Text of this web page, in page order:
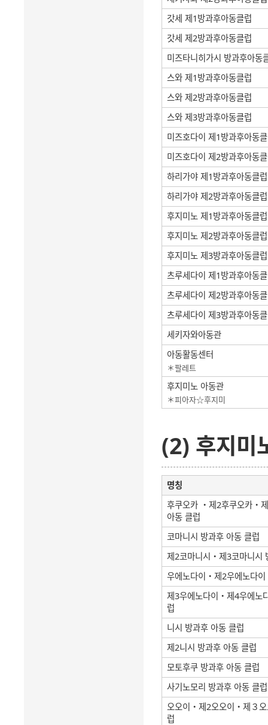
갓세 제1방과후아동클럽
갓세 제2방과후아동클럽
미즈타니히가시 방과후아동
스와 제1방과후아동클럽
스와 제2방과후아동클럽
스와 제3방과후아동클럽
미즈호다이 제1방과후아동
미즈호다이 제2방과후아동
하리가야 제1방과후아동클럽
하리가야 제2방과후아동클럽
후지미노 제1방과후아동클럽
후지미노 제2방과후아동클럽
후지미노 제3방과후아동클럽
츠루세다이 제1방과후아동
츠루세다이 제2방과후아동
츠루세다이 제3방과후아동
세키자와아동관
아동활동센터
＊팔레트
후지미노 아동관
＊피아자☆후지미
(2) 후지미
명칭
후쿠오카 ・제2후쿠오카・
아동 클럽
코마니시 방과후 아동 클럽
제2코마니시・제3코마니시
우에노다이・제2우에노다
제3우에노다이・제4우에노
럽
니시 방과후 아동 클럽
제2니시 방과후 아동 클럽
모토후쿠 방과후 아동 클럽
사기노모리 방과후 아동 클럽
오오이・제2오오이・제３
럽